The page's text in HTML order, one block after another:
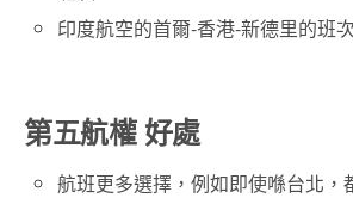
印度航空的首爾-香港-新德里的
第五航權 好處
航班更多選擇，例如即使喺台北，